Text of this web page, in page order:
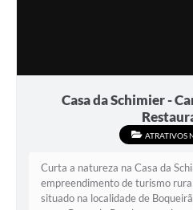
Casa da Schimier -
ATRATIVOS
Curta a natureza na Casa da
empreendimento de turismo
situado na localidade de